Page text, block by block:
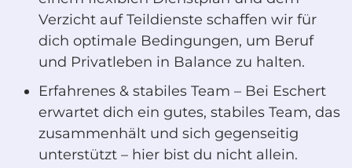
Verzicht auf Teildienste schaffen wir für
dich optimale Bedingungen, um Beruf
und Privatleben in Balance zu halten.
Erfahrenes & stabiles Team – Bei Eschert
erwartet dich ein gutes, stabiles Team, das
zusammenhält und sich gegenseitig
unterstützt – hier bist du nicht allein.